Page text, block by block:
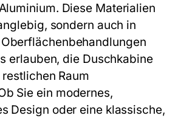
Diese Materialien
sondern auch in
erlauben, die Duschkabine
Raum
Sie ein modernes,
Design oder eine klassische,